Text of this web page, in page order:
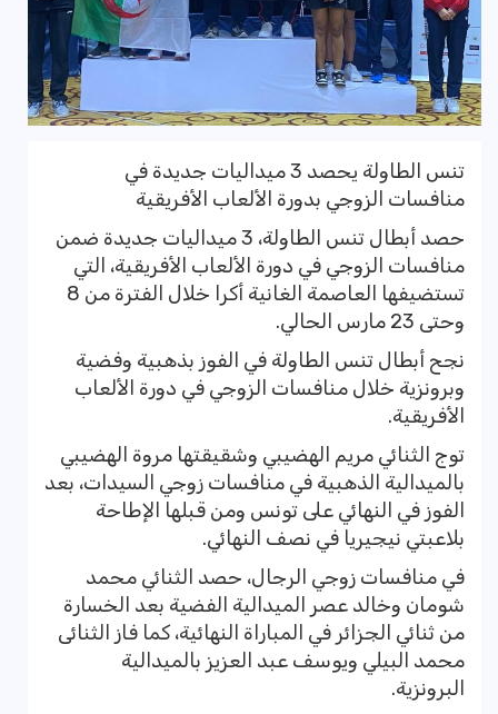
تنس الطاولة يحصد 3 ميداليات جديدة في
منافسات الزوجي بدورة الألعاب الأفريقية
حصد أبطال تنس الطاولة، 3 ميداليات جديدة ضمن
منافسات الزوجي في دورة الألعاب الأفريقية، التي
تستضيفها العاصمة الغانية أكرا خلال الفترة من 8
وحتى 23 مارس الحالي.
نجح أبطال تنس الطاولة في الفوز بذهبية وفضية
وبرونزية خلال منافسات الزوجي في دورة الألعاب
الأفريقية.
توج الثنائي مريم الهضيبي وشقيقتها مروة الهضيبي
بالميدالية الذهبية في منافسات زوجي السيدات، بعد
الفوز في النهائي على تونس ومن قبلها الإطاحة
بلاعبتي نيجيريا في نصف النهائي.
في منافسات زوجي الرجال، حصد الثنائي محمد
شومان وخالد عصر الميدالية الفضية بعد الخسارة
من ثنائي الجزائر في المباراة النهائية، كما فاز الثنائى
محمد البيلي ويوسف عبد العزيز بالميدالية
البرونزية.